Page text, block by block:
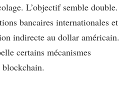
L’objectif semble double.
bancaires internationales et
indirecte au dollar américain.
certains mécanismes
blockchain.